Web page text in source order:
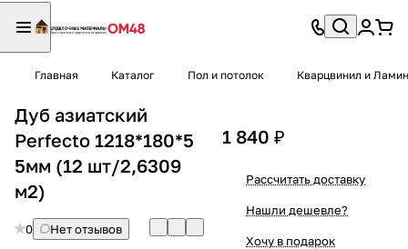
Главная Каталог Пол и потолок Кварцвинил и
Дуб азиатский
Perfecto 1218*180*5
5мм (12 шт/2,6309
м2)
0 Нет отзывов
1 840 ₽
Рассчитать доставку
Нашли дешевле?
Хочу в подарок